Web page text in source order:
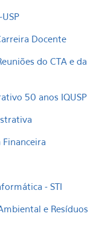
Docente
do CTA e da
50 anos IQUSP
Financeira
- STI
e Resíduos